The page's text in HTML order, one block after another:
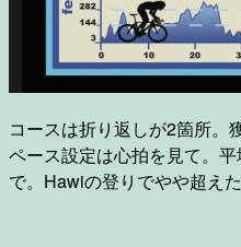
コースは折り返しが2箇所。
ペース設定は心拍を見て。
で。Hawiの登りでやや超えた